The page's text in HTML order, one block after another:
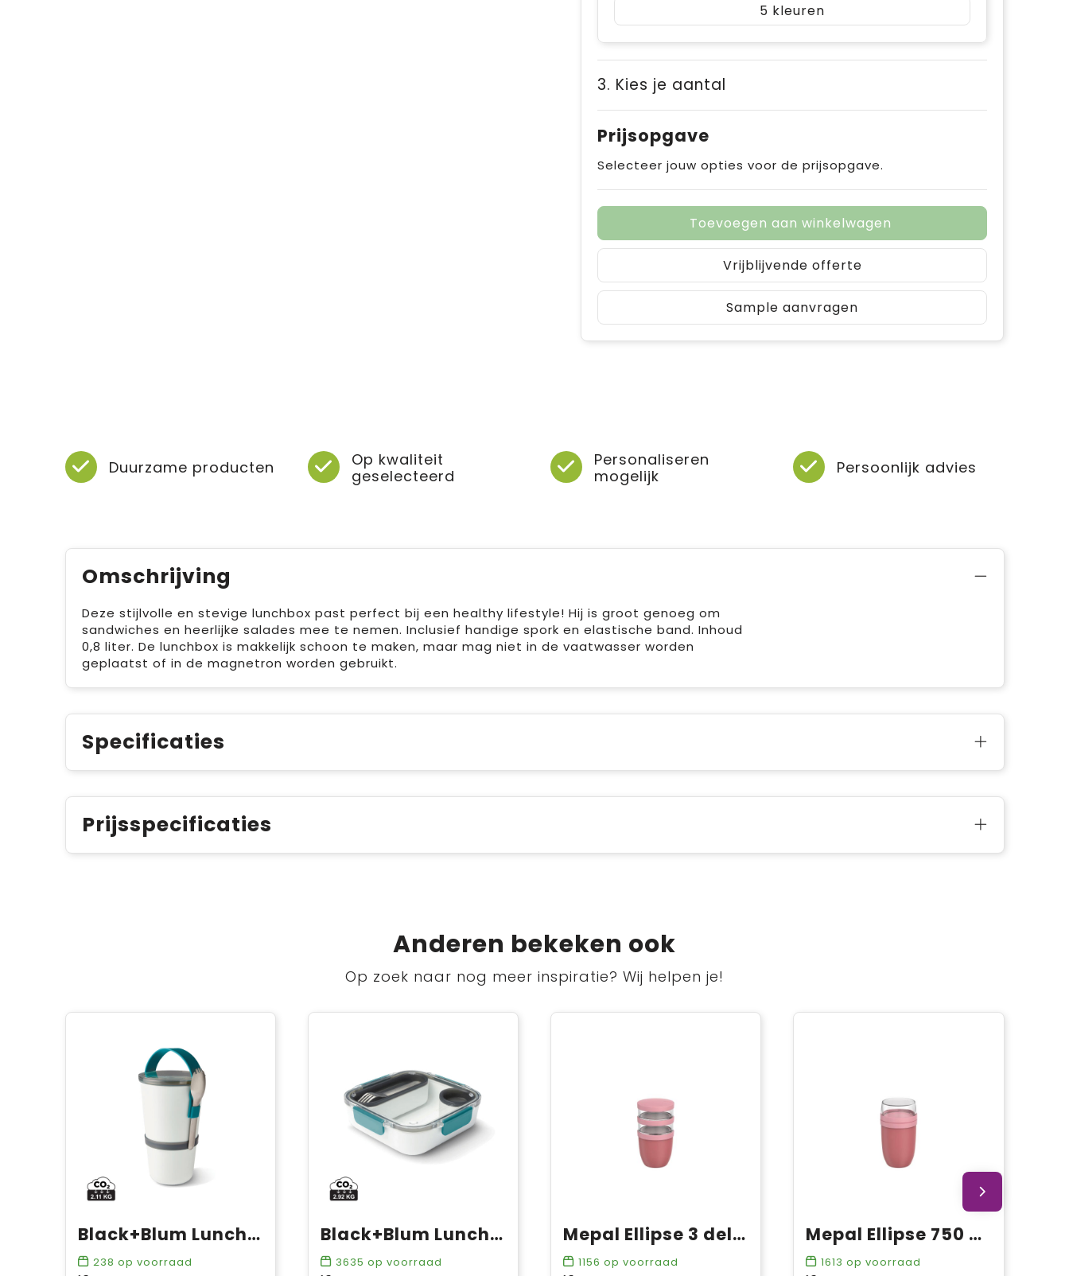
5
3. Kies je aantal
Prijsopgave
Selecteer jouw opties voor de prijsopgave.
Toevoegen aan winkelwagen
Vrijblijvende offerte
Sample aanvragen
Duurzame producten
Op kwaliteit
geselecteerd
Personaliseren
mogelijk
Persoonlijk advies
Omschrijving
Deze stijlvolle en stevige lunchbox past perfect bij een healthy lifestyle! Hij is groot genoeg om
sandwiches en heerlijke salades mee te nemen. Inclusief handige spork en elastische band. Inhoud
0,8 liter. De lunchbox is makkelijk schoon te maken, maar mag niet in de vaatwasser worden
geplaatst of in de magnetron worden gebruikt.
Specificaties
Prijsspecificaties
Anderen bekeken ook
Op zoek naar nog meer inspiratie? Wij helpen je!
Black+Blum Lunch Pot Origineel
238 op voorraad
Black+Blum Lunch box origineel
3635 op voorraad
Mepal Ellipse 3 delige 500 ml + 2 x 200 ml lunchpot
1156 op voorraad
Mepal Ellipse 750 + 300 ml lunchpot
1613 op voorraad